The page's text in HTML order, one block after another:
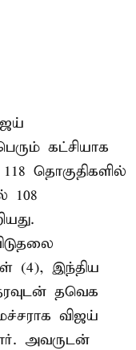
கட்சியாக
தொகுதிகளில்
108
(4), இந்திய
தவெக
விஜய்
அவருடன்